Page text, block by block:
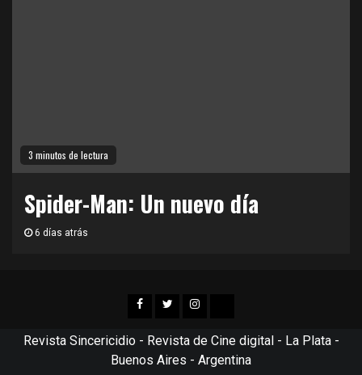
3 minutos de lectura
Spider-Man: Un nuevo día
6 días atrás
Facebook
TwitterInstagram
Revista Sincericidio - Revista de Cine digital - La Plata -
Buenos Aires - Argentina